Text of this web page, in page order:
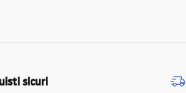
sicuri